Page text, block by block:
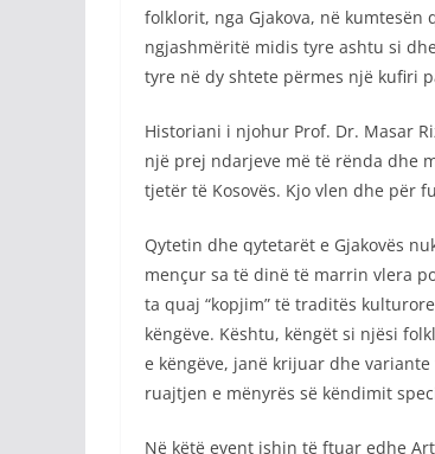
folklorit, nga Gjakova, në kumtesën
ngjashmëritë midis tyre ashtu si
tyre në dy shtete përmes një kufiri
Historiani i njohur Prof. Dr. Masar
një prej ndarjeve më të rënda dhe
tjetër të Kosovës. Kjo vlen dhe për
Qytetin dhe qytetarët e Gjakovës
mençur sa të dinë të marrin vlera
ta quaj “kopjim” të traditës
këngëve. Kështu, këngët si njësi
e këngëve, janë krijuar dhe
ruajtjen e mënyrës së këndimit
Në këtë event ishin të ftuar edhe